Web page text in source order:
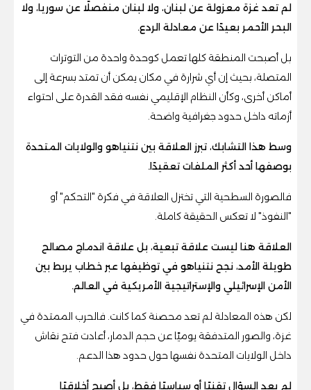
لم تعد غزة معزولة عن لبنان، ولا لبنان منفصلًا عن سوريا، ولا
البحر الأحمر بعيدًا عن معادلة الردع.
بل أصبحت المنطقة كلها تعمل كوحدة واحدة من التوترات
المتصلة، بحيث إن أي شرارة في مكان يمكن أن تمتد بسرعة إلى
أماكن أخرى، وكأن النظام الإقليمي نفسه فقد القدرة على احتواء
أزماته داخل حدود جغرافية واضحة.
وسط هذا التشابك، تبرز العلاقة بين نتنياهو والولايات المتحدة
بوصفها أحد أكثر الملفات تعقيدًا.
فالصورة السطحية التي تختزل العلاقة في فكرة "التحكم" أو
"النفوذ" لا تعكس الحقيقة كاملة.
العلاقة هنا ليست علاقة تبعية، بل علاقة اندماج مصالح
طويلة الأمد، نجح نتنياهو في توظيفها عبر خطاب يربط بين
الأمن الإسرائيلي والإستراتيجية الأمريكية في العالم.
لكن هذه المعادلة لم تعد محصنة كما كانت. فالحرب الممتدة في
غزة، والصور المتدفقة يوميًا عن حجم الدمار، أعادت فتح نقاش
داخل الولايات المتحدة نفسها حول حدود هذا الدعم.
لم يعد السؤال تقنيًا أو سياسيًا فقط، بل أصبح أخلاقيًا